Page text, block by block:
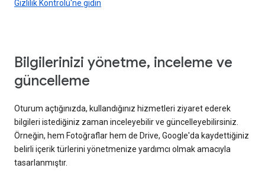
Gizlilik Kontrolü'ne gidin
Bilgilerinizi yönetme, inceleme ve
güncelleme
Oturum açtığınızda, kullandığınız hizmetleri ziyaret ederek
bilgileri istediğiniz zaman inceleyebilir ve güncelleyebilirsiniz.
Örneğin, hem Fotoğraflar hem de Drive, Google'da kaydettiğiniz
belirli içerik türlerini yönetmenize yardımcı olmak amacıyla
tasarlanmıştır.